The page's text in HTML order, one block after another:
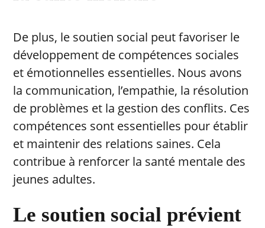
De plus, le soutien social peut favoriser le
développement de compétences sociales
et émotionnelles essentielles. Nous avons
la communication, l’empathie, la résolution
de problèmes et la gestion des conflits. Ces
compétences sont essentielles pour établir
et maintenir des relations saines. Cela
contribue à renforcer la santé mentale des
jeunes adultes.
Le soutien social prévient